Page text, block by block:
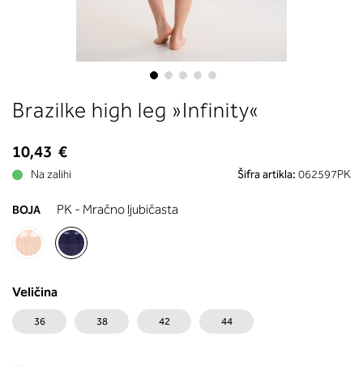
to
beginning
the
gallery
Brazilke high leg »Infinity«
10,43 €
Na zalihi Šifra artikla: 062597PK
BOJA PK - Mračno ljubičasta
Veličina
36 38 42 44
boste prebrali, katera globina
ustreza vaši meri (A, B …) – iščite v
stolpcu, ki ste ga določili s
obsegom.